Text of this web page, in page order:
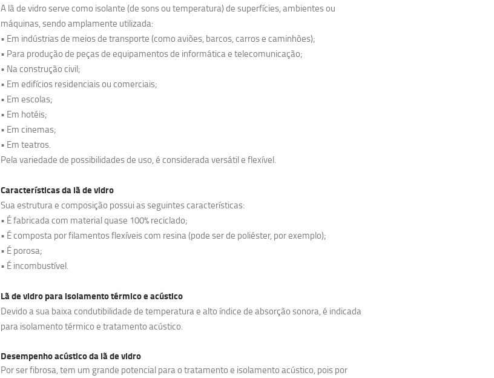
A lã de vidro serve como isolante (de sons ou temperatura) de superfícies, ambientes ou
máquinas, sendo amplamente utilizada:
• Em indústrias de meios de transporte (como aviões, barcos, carros e caminhões);
• Para produção de peças de equipamentos de informática e telecomunicação;
• Na construção civil;
• Em edifícios residenciais ou comerciais;
• Em escolas;
• Em hotéis;
• Em cinemas;
• Em teatros.
Pela variedade de possibilidades de uso, é considerada versátil e flexível.
Características da lã de vidro
Sua estrutura e composição possui as seguintes características:
• É fabricada com material quase 100% reciclado;
• É composta por filamentos flexíveis com resina (pode ser de poliéster, por exemplo);
• É porosa;
• É incombustível.
Lã de vidro para isolamento térmico e acústico
Devido a sua baixa condutibilidade de temperatura e alto índice de absorção sonora, é indicada
para isolamento térmico e tratamento acústico.
Desempenho acústico da lã de vidro
Por ser fibrosa, tem um grande potencial para o tratamento e isolamento acústico, pois por